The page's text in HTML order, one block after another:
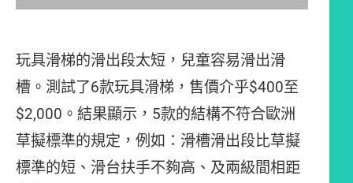
玩具滑梯的滑出段太短，兒童容易滑出滑
槽。測試了6款玩具滑梯，售價介乎$400至
$2,000。結果顯示，5款的結構不符合歐洲
草擬標準的規定，例如：滑槽滑出段比草擬
標準的短、滑台扶手不夠高、及兩級間相距